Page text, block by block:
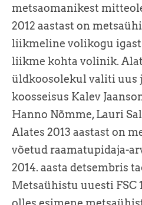
metsaomanikest
2012 aastast on
liikmeline volikogu
liikme kohta volinik.
üldkoosolekul valiti uus
koosseisus Kalev
Hanno Nõmme, Lauri
Alates 2013 aastast on
võetud raamatupidaja-
2014. aasta detsembris
Metsaühistu uuesti FSC